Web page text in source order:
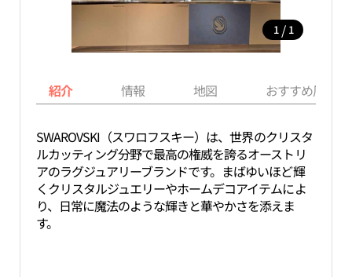
1 / 1
紹介 情報 地図 おすすめ周辺
SWAROVSKI（スワロフスキー）は、世界のクリスタ
ルカッティング分野で最高の権威を誇るオーストリ
アのラグジュアリーブランドです。まばゆいほど輝
くクリスタルジュエリーやホームデコアイテムによ
り、日常に魔法のような輝きと華やかさを添えま
す。